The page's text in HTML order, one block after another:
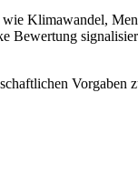
Klimawandel,
Bewertung
Vorgaben